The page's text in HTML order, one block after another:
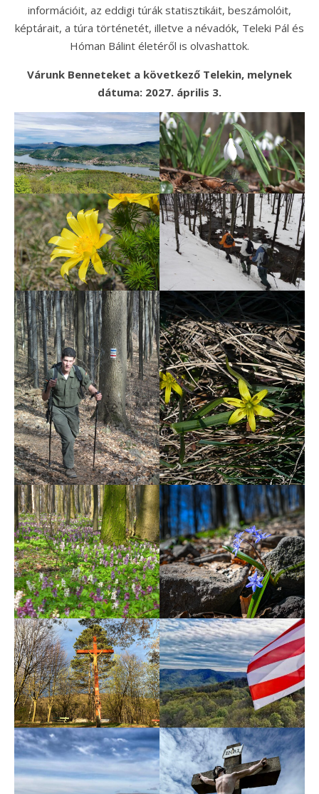
információit, az eddigi túrák statisztikáit, beszámolóit,
képtárait, a túra történetét, illetve a névadók, Teleki Pál és
Hóman Bálint életéről is olvashattok.
Várunk Benneteket a következő Telekin, melynek
dátuma: 2027. április 3.